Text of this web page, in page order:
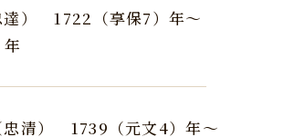
達）1722（享保7）年～
忠清） 1739（元文4）年～